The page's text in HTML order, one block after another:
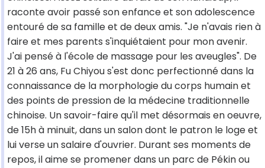
raconte avoir passé son enfance et son adolescence
entouré de sa famille et de deux amis. "Je n'avais rien à
faire et mes parents s'inquiétaient pour mon avenir.
J'ai pensé à l'école de massage pour les aveugles". De
21 à 26 ans, Fu Chiyou s'est donc perfectionné dans la
connaissance de la morphologie du corps humain et
des points de pression de la médecine traditionnelle
chinoise. Un savoir-faire qu'il met désormais en oeuvre,
de 15h à minuit, dans un salon dont le patron le loge et
lui verse un salaire d'ouvrier. Durant ses moments de
repos, il aime se promener dans un parc de Pékin ou